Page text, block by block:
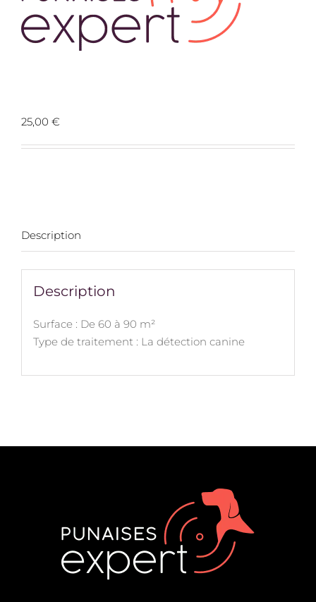
25,00 €
Description
Description
Surface : De 60 à 90 m²
Type de traitement : La détection canine